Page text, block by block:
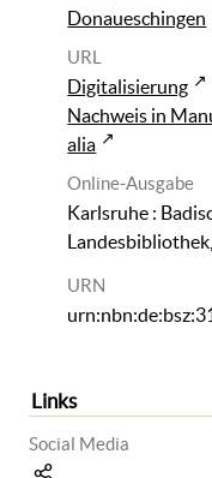
Donaueschingen
URL
Digitalisierung
Nachweis in
alia
Online-Ausgabe
Karlsruhe :
URN
Links
Social Media